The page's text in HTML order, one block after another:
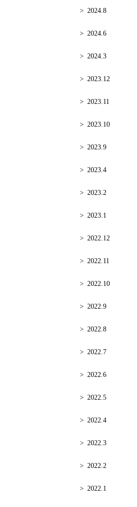
2024.8
2024.6
2024.3
2023.12
2023.11
2023.10
2023.9
2023.4
2023.2
2023.1
2022.12
2022.11
2022.10
2022.9
2022.8
2022.7
2022.6
2022.5
2022.4
2022.3
2022.2
2022.1